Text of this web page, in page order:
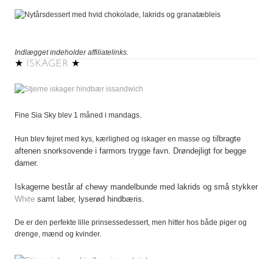
Indlægget indeholder affiliatelinks.
★ ISKAGER ★
Fine Sia Sky blev 1 måned i mandags.
Hun blev fejret med kys, kærlighed og iskager en masse og tilbragte
aftenen snorksovende i farmors trygge favn. Drøndejligt for begge
damer.
Iskagerne består af chewy mandelbunde med lakrids og små stykker
White samt laber, lyserød hindbæris.
De er den perfekte lille prinsessedessert, men hitter hos både piger og
drenge, mænd og kvinder.